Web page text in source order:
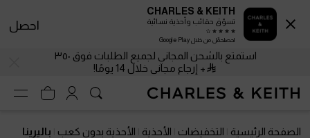
استمتع بالشحن المجاني لجميع الطلبات فوق ٣٥٠
+ إرجاع مجاني خلال 14 يومًا!
الصفحة الرئيسية التخفيضات الأحذية الأحذية بدون كعب
باليرينا
CHARLES & KEITH
تسوّق حقائب وأحذية نسائية
احصلحمّل من خلال Google Play
احصل